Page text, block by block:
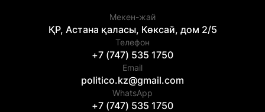
Мекен-жай
ҚР, Астана қаласы, Көксай, дом 2/5
Телефон
+7 (747) 535 1750
Email
politico.kz@gmail.com
WhatsApp
+7 (747) 535 1750